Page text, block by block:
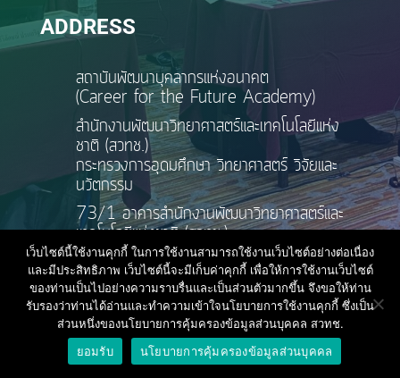
ADDRESS
สถาบันพัฒนาบุคลากรแห่งอนาคต
(Career for the Future Academy)
สำนักงานพัฒนาวิทยาศาสตร์และเทคโนโลยีแห่ง
ชาติ (สวทช.)
กระทรวงการอุดมศึกษา วิทยาศาสตร์ วิจัยและ
นวัตกรรม
73/1 อาคารสำนักงานพัฒนาวิทยาศาสตร์และ
เทคโนโลยีแห่งชาติ (สวทช.)
ชั้น 6 ถนนพระรามที่ 6 แขวงทุ่งพญาไท
เขตราชเทวี กรุงเทพฯ 10400
เว็บไซต์นี้ใช้งานคุกกี้ ในการใช้งานสามารถใช้งานเว็บไซต์อย่างต่อเนื่อง
และมีประสิทธิภาพ เว็บไซต์นี้จะมีเก็บค่าคุกกี้ เพื่อให้การใช้งานเว็บไซต์
ของท่านเป็นไปอย่างความราบรื่นและเป็นส่วนตัวมากขึ้น จึงขอให้ท่าน
รับรองว่าท่านได้อ่านและทำความเข้าใจนโยบายการใช้งานคุกกี้ ซึ่งเป็น
ส่วนหนึ่งของนโยบายการคุ้มครองข้อมูลส่วนบุคคล สวทช.
ยอมรับ
นโยบายการคุ้มครองข้อมูลส่วนบุคคล